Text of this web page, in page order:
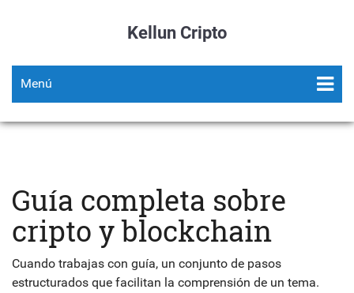
Kellun Cripto
Menú
Guía completa sobre
cripto y blockchain
Cuando trabajas con guía, un conjunto de pasos
estructurados que facilitan la comprensión de un tema.